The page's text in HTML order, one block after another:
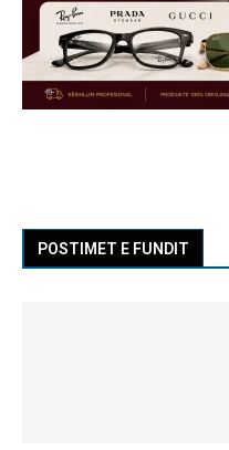
POSTIMET E FUNDIT